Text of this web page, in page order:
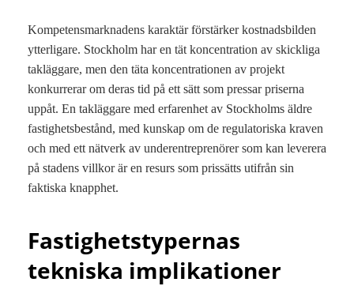
Kompetensmarknadens karaktär förstärker kostnadsbilden
ytterligare. Stockholm har en tät koncentration av skickliga
takläggare, men den täta koncentrationen av projekt
konkurrerar om deras tid på ett sätt som pressar priserna
uppåt. En takläggare med erfarenhet av Stockholms äldre
fastighetsbestånd, med kunskap om de regulatoriska kraven
och med ett nätverk av underentreprenörer som kan leverera
på stadens villkor är en resurs som prissätts utifrån sin
faktiska knapphet.
Fastighetstypernas
tekniska implikationer